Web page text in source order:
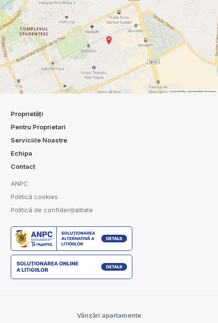
Proprietăți
Pentru Proprietari
Serviciile Noastre
Echipa
Contact
ANPC
Politică cookies
Politică de confidențialitate
Vânzări apartamente